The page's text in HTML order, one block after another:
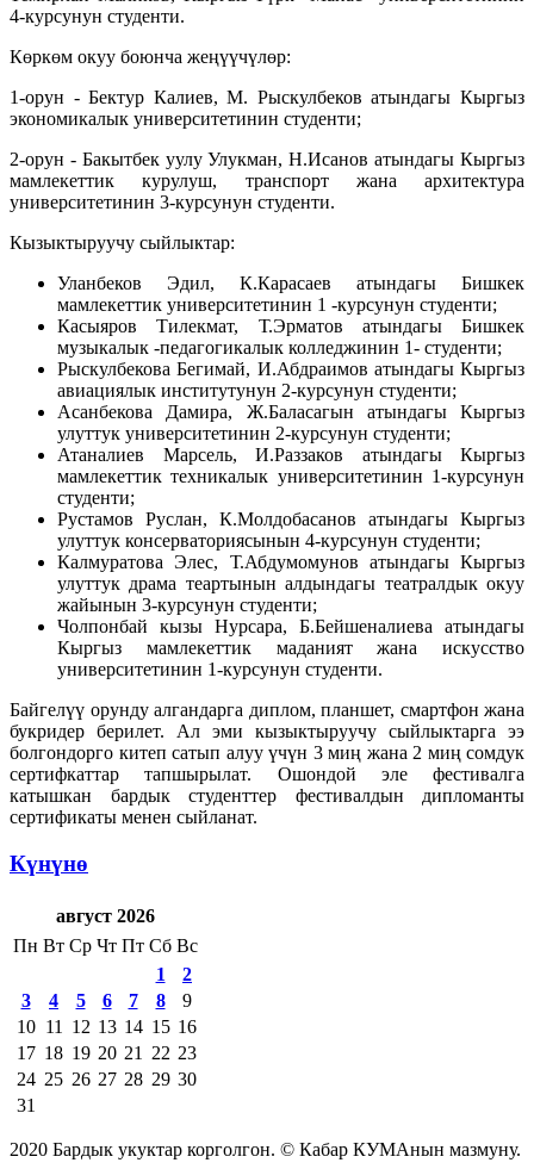
4-курсунун студенти.
Көркөм окуу боюнча жеңүүчүлөр:
1-орун - Бектур Калиев, М. Рыскулбеков атындагы Кыргыз
экономикалык университетинин студенти;
2-орун - Бакытбек уулу Улукман, Н.Исанов атындагы Кыргыз
мамлекеттик курулуш, транспорт жана архитектура
университетинин 3-курсунун студенти.
Кызыктыруучу сыйлыктар:
Уланбеков Эдил, К.Карасаев атындагы Бишкек
мамлекеттик университетинин 1 -курсунун студенти;
Касыяров Тилекмат, Т.Эрматов атындагы Бишкек
музыкалык -педагогикалык колледжинин 1- студенти;
Рыскулбекова Бегимай, И.Абдраимов атындагы Кыргыз
авиациялык институтунун 2-курсунун студенти;
Асанбекова Дамира, Ж.Баласагын атындагы Кыргыз
улуттук университетинин 2-курсунун студенти;
Атаналиев Марсель, И.Раззаков атындагы Кыргыз
мамлекеттик техникалык университетинин 1-курсунун
студенти;
Рустамов Руслан, К.Молдобасанов атындагы Кыргыз
улуттук консерваториясынын 4-курсунун студенти;
Калмуратова Элес, Т.Абдумомунов атындагы Кыргыз
улуттук драма теартынын алдындагы театралдык окуу
жайынын 3-курсунун студенти;
Чолпонбай кызы Нурсара, Б.Бейшеналиева атындагы
Кыргыз мамлекеттик маданият жана искусство
университетинин 1-курсунун студенти.
Байгелүү орунду алгандарга диплом, планшет, смартфон жана
букридер берилет. Ал эми кызыктыруучу сыйлыктарга ээ
болгондорго китеп сатып алуу үчүн 3 миң жана 2 миң сомдук
сертифкаттар тапшырылат. Ошондой эле фестивалга
катышкан бардык студенттер фестивалдын дипломанты
сертификаты менен сыйланат.
Күнүнө
август 2026
Пн Вт Ср Чт Пт Сб Вс
1
2
3
4 5 6 7 8
9
10 11 12 13 14 15 16
17 18 19 20 21 22 23
24 25 26 27 28 29 30
31
2020 Бардык укуктар корголгон. © Кабар КУМАнын мазмуну.